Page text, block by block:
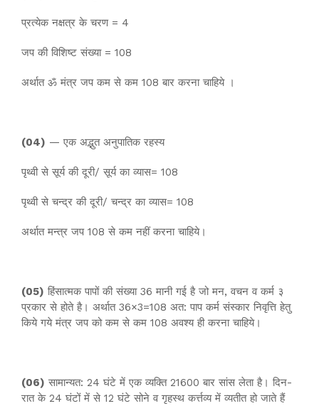
प्रत्येक नक्षत्र के चरण = 4
जप की विशिष्ट संख्या = 108
अर्थात ॐ मंत्र जप कम से कम 108 बार करना चाहिये ।
(04) — एक अद्भुत अनुपातिक रहस्य
पृथ्वी से सूर्य की दूरी/ सूर्य का व्यास= 108
पृथ्वी से चन्द्र की दूरी/ चन्द्र का व्यास= 108
अर्थात मन्त्र जप 108 से कम नहीं करना चाहिये।
(05) हिंसात्मक पापों की संख्या 36 मानी गई है जो मन, वचन व कर्म ३
प्रकार से होते है। अर्थात 36×3=108 अत: पाप कर्म संस्कार निवृत्ति हेतु
किये गये मंत्र जप को कम से कम 108 अवश्य ही करना चाहिये।
(06) सामान्यत: 24 घंटे में एक व्यक्ति 21600 बार सांस लेता है। दिन-
रात के 24 घंटों में से 12 घंटे सोने व गृहस्थ कर्त्तव्य में व्यतीत हो जाते हैं